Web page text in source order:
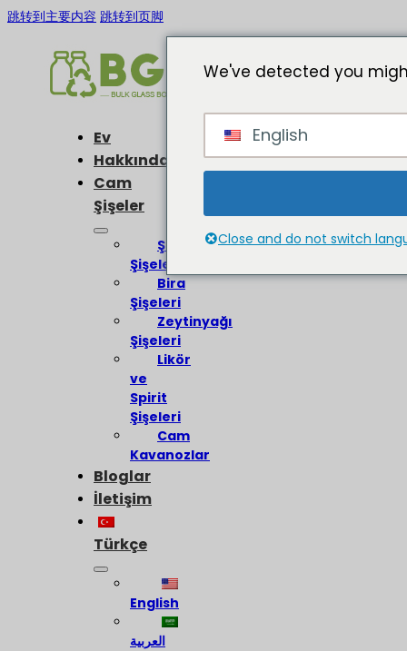
跳转到主要内容 跳转到页脚
Ev
Hakkında
Cam
Şişeler
Şarap
Şişeleri
Bira
Şişeleri
Zeytinyağı
Şişeleri
Likör
ve
Spirit
Şişeleri
Cam
Kavanozlar
Bloglar
İletişim
Türkçe
English
العربية
We've detected you
English
Close and do not switch